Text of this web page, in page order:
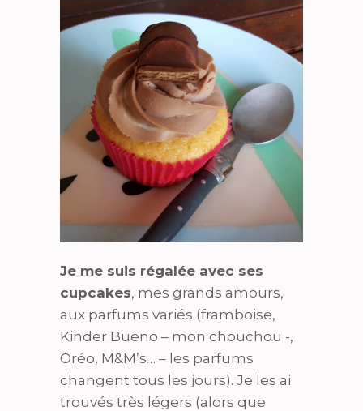
Je me suis régalée avec ses
cupcakes, mes grands amours,
aux parfums variés (framboise,
Kinder Bueno – mon chouchou -,
Oréo, M&M’s… – les parfums
changent tous les jours). Je les ai
trouvés très légers (alors que